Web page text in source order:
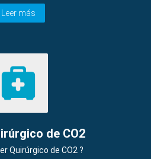
Leer más
de CO2
Quirúrgico de CO2 ?